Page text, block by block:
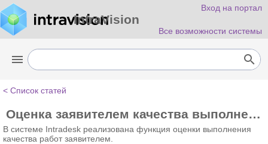
IntraVision
Вход на портал
Все возможности системы
menu search
< Список статей
Оценка заявителем качества выполнения работ (оценка заявки)
В системе Intradesk реализована функция оценки выполнения
качества работ заявителем.